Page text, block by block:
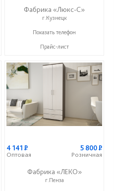
Фабрика «Люкс-С»
г.Кузнецк
+ 7 (999) 748-11-11
Показать телефон
Прайс-лист
4 141 Р
Оптовая
5 800Р
Розничная
Фабрика «ЛЕКО»
г.Пенза